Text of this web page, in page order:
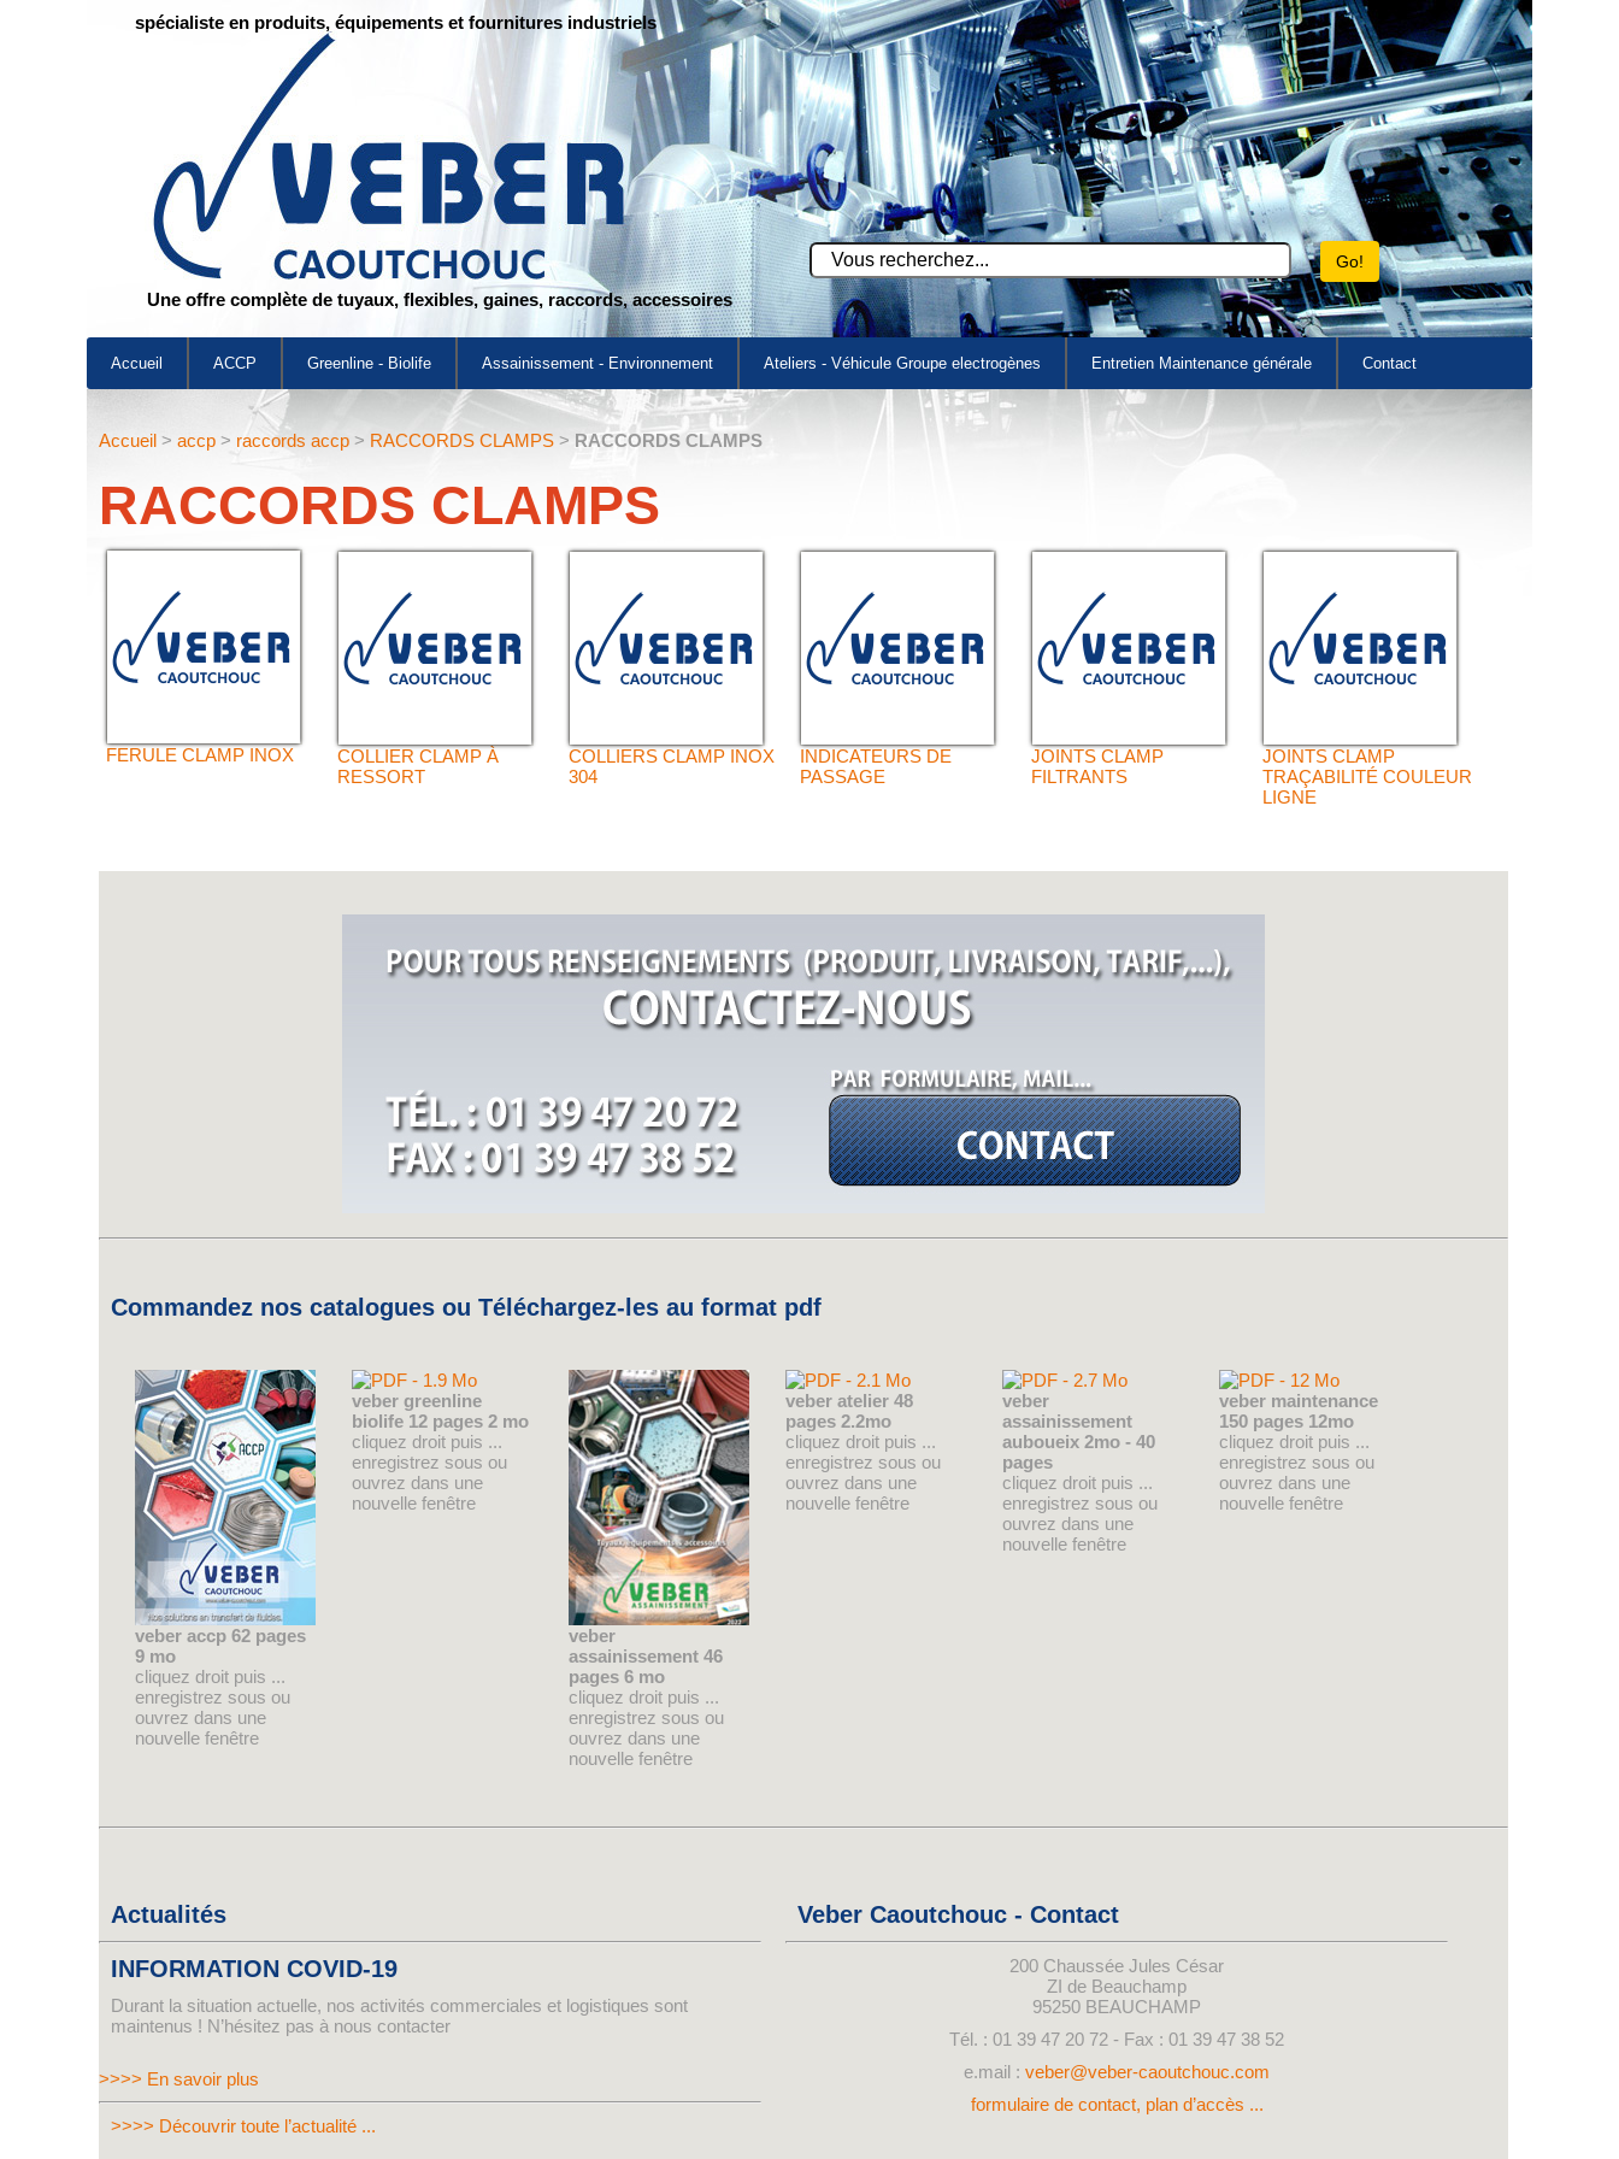
spécialiste en produits, équipements et fournitures industriels
Une offre complète de tuyaux, flexibles, gaines, raccords, accessoires
Accueil ACCP Greenline - Biolife Assainissement - Environnement Ateliers - Véhicule Groupe electrogènes Entretien Maintenance générale Contact
Accueil > accp > raccords accp > RACCORDS CLAMPS > RACCORDS CLAMPS
RACCORDS CLAMPS
FERULE CLAMP INOX
COLLIER CLAMP À
RESSORT
COLLIERS CLAMP INOX
304
INDICATEURS DE
PASSAGE
JOINTS CLAMP
FILTRANTS
JOINTS CLAMP
TRAÇABILITÉ COULEUR
LIGNE
Commandez nos catalogues ou Téléchargez-les au format pdf
veber accp 62 pages
9 mo
cliquez droit puis ...
enregistrez sous ou
ouvrez dans une
nouvelle fenêtre
veber greenline
biolife 12 pages 2 mo
cliquez droit puis ...
enregistrez sous ou
ouvrez dans une
nouvelle fenêtre
veber
assainissement 46
pages 6 mo
cliquez droit puis ...
enregistrez sous ou
ouvrez dans une
nouvelle fenêtre
veber atelier 48
pages 2.2mo
cliquez droit puis ...
enregistrez sous ou
ouvrez dans une
nouvelle fenêtre
veber
assainissement
auboueix 2mo - 40
pages
cliquez droit puis ...
enregistrez sous ou
ouvrez dans une
nouvelle fenêtre
veber maintenance
150 pages 12mo
cliquez droit puis ...
enregistrez sous ou
ouvrez dans une
nouvelle fenêtre
Actualités
INFORMATION COVID-19
Durant la situation actuelle, nos activités commerciales et logistiques sont
maintenus ! N’hésitez pas à nous contacter
>>>> En savoir plus
>>>> Découvrir toute l’actualité ...
Veber Caoutchouc - Contact
200 Chaussée Jules César
ZI de Beauchamp
95250 BEAUCHAMP
Tél. : 01 39 47 20 72 - Fax : 01 39 47 38 52
e.mail : veber@veber-caoutchouc.com
formulaire de contact, plan d’accès ...